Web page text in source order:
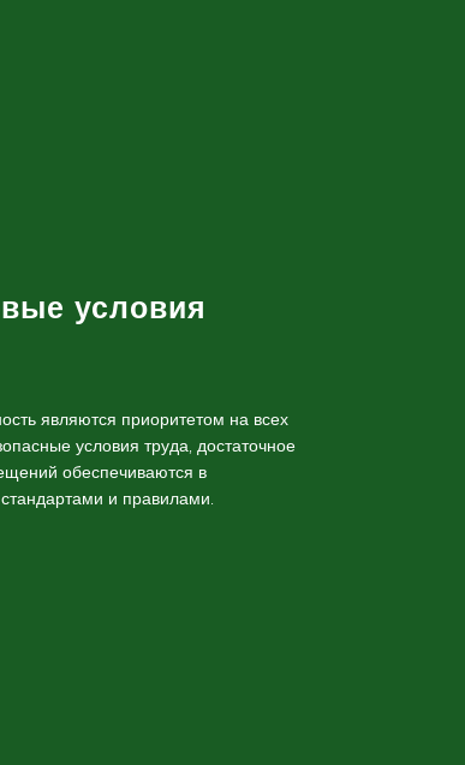
условия
являются приоритетом на всех
условия труда, достаточное
обеспечиваются в
и правилами.